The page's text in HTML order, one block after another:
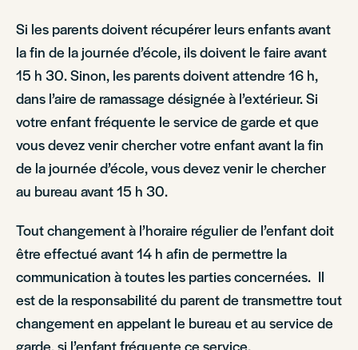
Si les parents doivent récupérer leurs enfants avant
la fin de la journée d’école, ils doivent le faire avant
15 h 30. Sinon, les parents doivent attendre 16 h,
dans l’aire de ramassage désignée à l’extérieur. Si
votre enfant fréquente le service de garde et que
vous devez venir chercher votre enfant avant la fin
de la journée d’école, vous devez venir le chercher
au bureau avant 15 h 30.
Tout changement à l’horaire régulier de l’enfant doit
être effectué avant 14 h afin de permettre la
communication à toutes les parties concernées. Il
est de la responsabilité du parent de transmettre tout
changement en appelant le bureau et au service de
garde, si l’enfant fréquente ce service.